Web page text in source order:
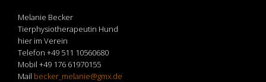
Melanie Becker
Tierphysiotherapeutin Hund
hier im Verein
Telefon +49 511 10560680
Mobil +49 176 61970155
Mail becker_melanie@gmx.de